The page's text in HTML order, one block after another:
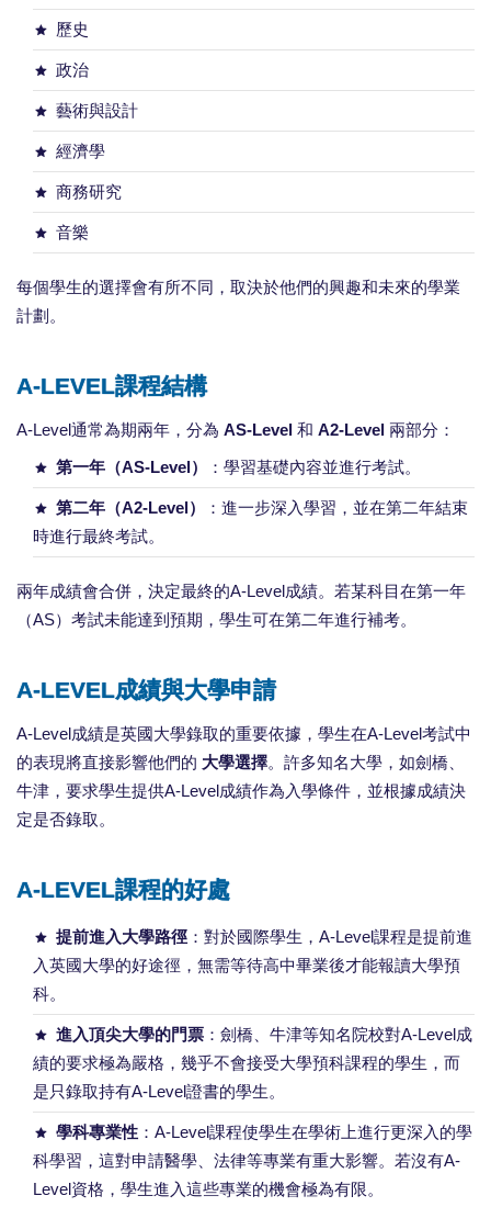
歷史
政治
藝術與設計
經濟學
商務研究
音樂
每個學生的選擇會有所不同，取決於他們的興趣和未來的學業
計劃。
A-LEVEL課程結構
A-Level通常為期兩年，分為 AS-Level 和 A2-Level 兩部分：
第一年（AS-Level） ：學習基礎內容並進行考試。
第二年（A2-Level）
：進一步深入學習，並在第二年結束
時進行最終考試。
兩年成績會合併，決定最終的A-Level成績。若某科目在第一年
（AS）考試未能達到預期，學生可在第二年進行補考。
A-LEVEL成績與大學申請
A-Level成績是英國大學錄取的重要依據，學生在A-Level考試中
的表現將直接影響他們的 大學選擇。許多知名大學，如劍橋、
牛津，要求學生提供A-Level成績作為入學條件，並根據成績決
定是否錄取。
A-LEVEL課程的好處
提前進入大學路徑：對於國際學生，A-Level課程是提前進
入英國大學的好途徑，無需等待高中畢業後才能報讀大學預
科。
進入頂尖大學的門票：劍橋、牛津等知名院校對A-Level成
績的要求極為嚴格，幾乎不會接受大學預科課程的學生，而
是只錄取持有A-Level證書的學生。
學科專業性：A-Level課程使學生在學術上進行更深入的學
科學習，這對申請醫學、法律等專業有重大影響。若沒有A-
Level資格，學生進入這些專業的機會極為有限。